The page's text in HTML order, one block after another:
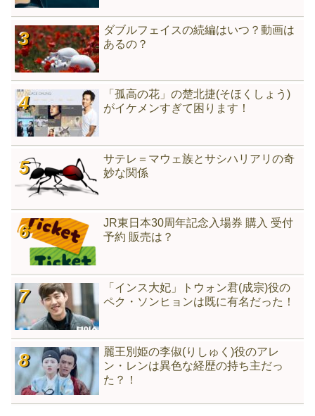
ダブルフェイスの続編はいつ？動画は
あるの？
「孤高の花」の楚北捷(そほくしょう)
がイケメンすぎて困ります！
サテレ＝マウェ族とサシハリアリの奇
妙な関係
JR東日本30周年記念入場券 購入 受付
予約 販売は？
「インス大妃」トウォン君(成宗)役の
ペク・ソンヒョンは既に有名だった！
麗王別姫の李俶(りしゅく)役のアレ
ン・レンは異色な経歴の持ち主だっ
た？！